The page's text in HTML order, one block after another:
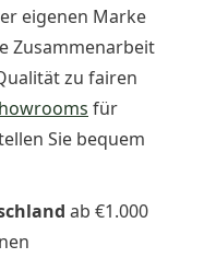
eigenen Marke
Zusammenarbeit
zu fairen
für
Sie bequem
ab €1.000